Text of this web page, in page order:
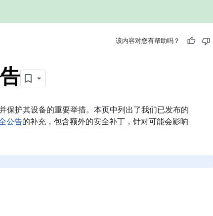
该内容对您有帮助吗？
保护其设备的重要举措。本页中列出了我们已发布的
公告的补充，包含额外的安全补丁，针对可能会影响